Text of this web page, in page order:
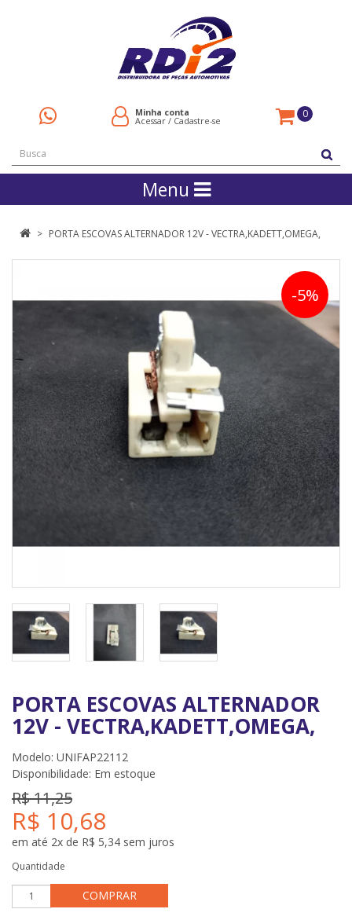
Minha conta
Acessar / Cadastre-se
0
Menu
PORTA ESCOVAS ALTERNADOR 12V - VECTRA,KADETT,OMEGA,
-5%
PORTA ESCOVAS ALTERNADOR
12V - VECTRA,KADETT,OMEGA,
Modelo: UNIFAP22112
Disponibilidade: Em estoque
R$ 11,25
R$ 10,68
em até 2x de R$ 5,34 sem juros
Quantidade
COMPRAR